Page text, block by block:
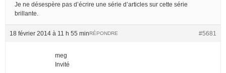
Je ne désespère pas d’écrire une série d’articles sur cette série
brillante.
18 février 2014 à 11 h 55 min #5681
RÉPONDRE
meg
Invité